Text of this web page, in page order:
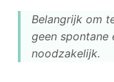
Belangrijk om
geen spontane
noodzakelijk.